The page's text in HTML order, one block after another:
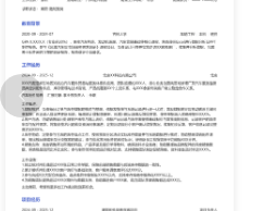
化定价，整体配件销售毛利率稳定在
6.销售数据分析：主导配件销售月度
额、毛利、周转率等核心指标；识
支持，推动滞销品清理计划完成率达
7.团队协作与培训：协助服务经理培
售场景话术与产品手册；跨部门协
XXX%；带领X名初级销售员，通过